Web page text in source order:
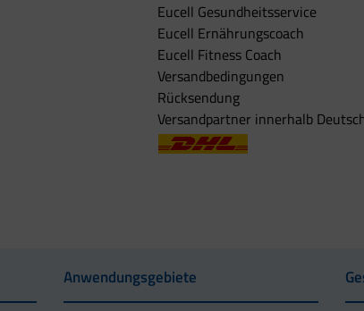
Eucell Gesundheitsservice
Eucell Ernährungscoach
Eucell Fitness Coach
Versandbedingungen
Rücksendung
Versandpartner innerhalb
Anwendungsgebiete